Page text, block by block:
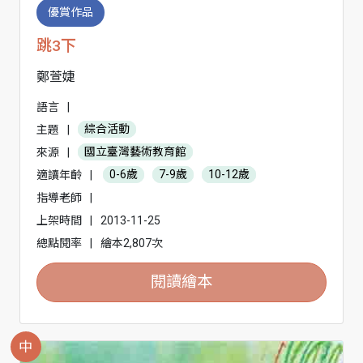
優賞作品
跳3下
鄭萱婕
語言
主題
綜合活動
來源
國立臺灣藝術教育館
適讀年齡
0-6歲 7-9歲
10-12歲
指導老師
上架時間
2013-11-25
總點閱率
繪本2,807次
閱讀繪本
中